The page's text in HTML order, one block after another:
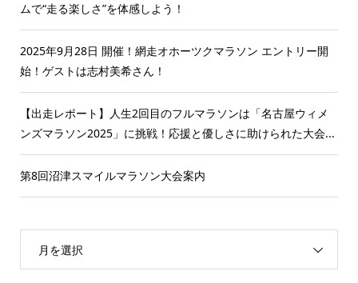
ムで“走る楽しさ”を体感しよう！
2025年9月28日 開催！網走オホーツクマラソン エントリー開
始！ゲストは志村美希さん！
【出走レポート】人生2回目のフルマラソンは「名古屋ウィメ
ンズマラソン2025」に挑戦！応援と優しさに助けられた大会...
第8回沼津スマイルマラソン大会案内
月を選択